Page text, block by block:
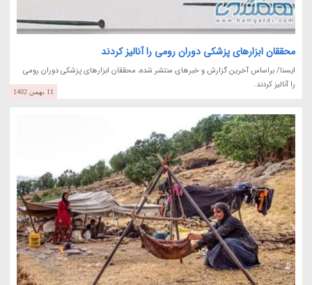
محققان ابزارهای پزشکی دوران رومی را آنالیز کردند
ایسنا/ براساس آخرین گزارش و خبرهای منتشر شده، محققان ابزارهای پزشکی دوران رومی
را آنالیز کردند.
11 بهمن 1402